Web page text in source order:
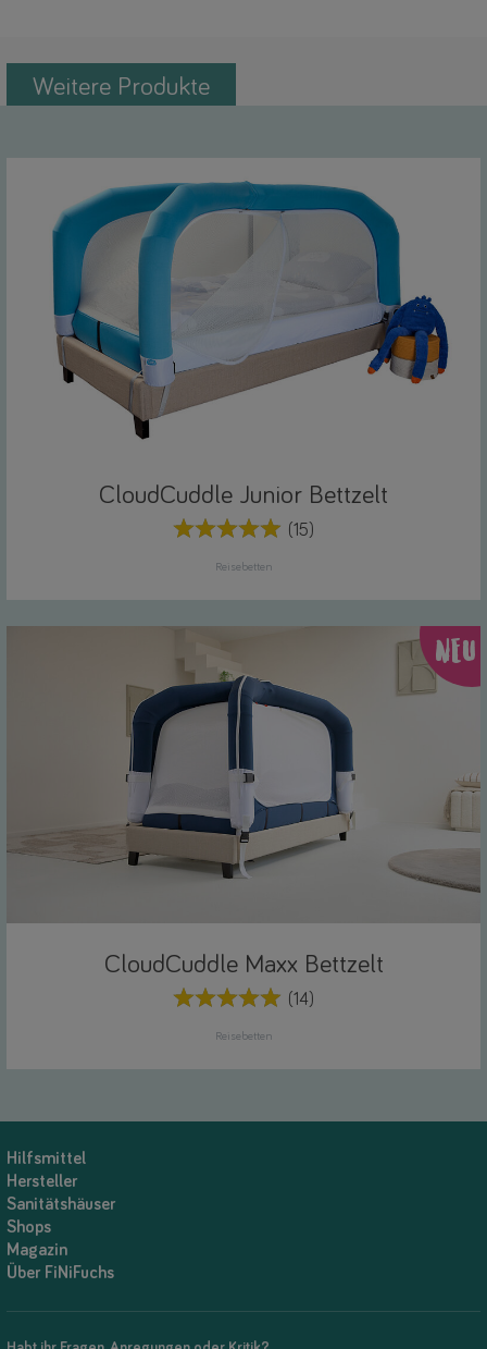
Weitere Produkte
CloudCuddle Junior Bettzelt
(15)
Reisebetten
NEU
CloudCuddle Maxx Bettzelt
(14)
Reisebetten
Hilfsmittel
Hersteller
Sanitätshäuser
Shops
Magazin
Über FiNiFuchs